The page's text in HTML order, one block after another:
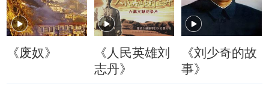
《废奴》
《人民英雄刘
志丹》
《刘少奇的故
事》